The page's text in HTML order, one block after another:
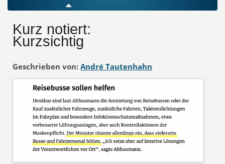
Kurz notiert:
Kurzsichtig
Geschrieben von: André Tautenhahn